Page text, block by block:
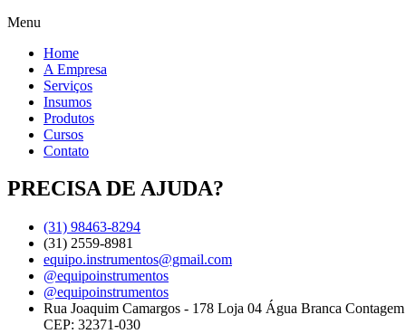
Menu
Home
A Empresa
Serviços
Insumos
Produtos
Cursos
Contato
PRECISA DE AJUDA?
(31) 98463-8294
(31) 2559-8981
equipo.instrumentos@gmail.com
@equipoinstrumentos
@equipoinstrumentos
Rua Joaquim Camargos - 178 Loja 04 Água Branca
CEP: 32371-030